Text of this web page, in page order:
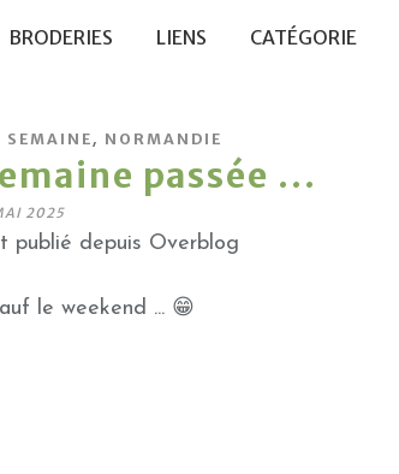
BRODERIES LIENS CATÉGORIE
SEMAINE, NORMANDIE
passée ...
2025
publié depuis Overblog
le weekend ... 😁